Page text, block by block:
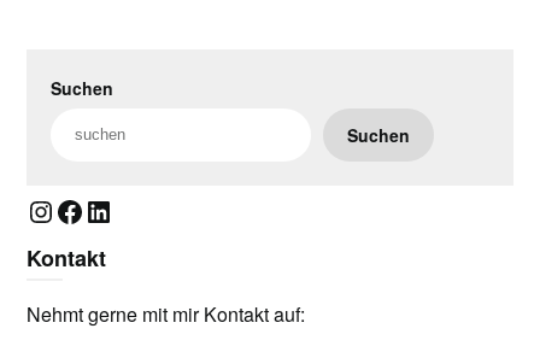
Suchen
Suchen
Instagram
Facebook
LinkedIn
Kontakt
Nehmt gerne mit mir Kontakt auf: